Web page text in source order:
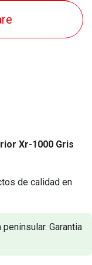
Xr-1000 Gris
de calidad en
Garantia